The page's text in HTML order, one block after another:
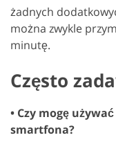
żadnych
można zwykle
minutę.
Często
• Czy mogę
smartfona?